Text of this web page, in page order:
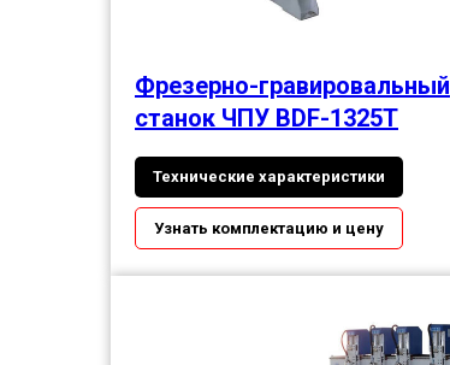
Фрезерно-гравировальный
станок ЧПУ BDF-1325Т
Технические характеристики
Узнать комплектацию и цену